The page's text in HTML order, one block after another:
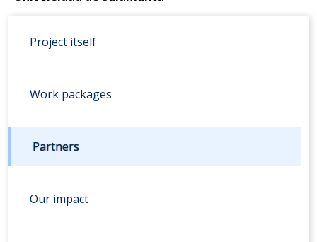
Project itself
Work packages
Partners
Our impact